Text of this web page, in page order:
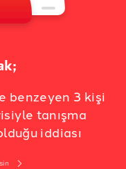
benzeyen 3 kişi
tanışma
iddiası